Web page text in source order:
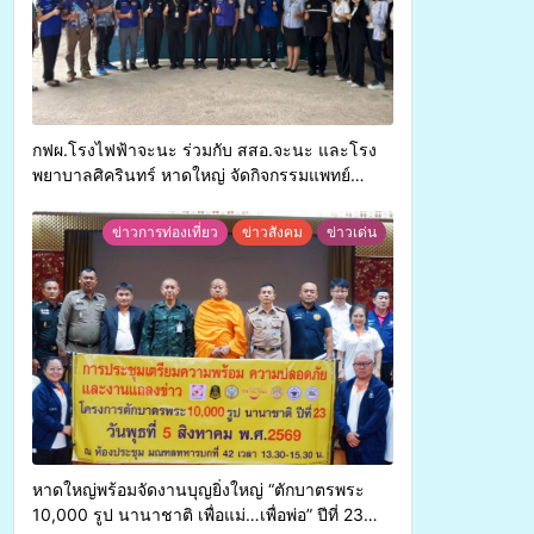
กฟผ.โรงไฟฟ้าจะนะ ร่วมกับ สสอ.จะนะ และโรง
พยาบาลศิครินทร์ หาดใหญ่ จัดกิจกรรมแพทย์
ข่าวการท่องเที่ยว ข่าวสังคม ข่าวเด่น
หาดใหญ่พร้อมจัดงานบุญยิ่งใหญ่ “ตักบาตรพระ
10,000 รูป นานาชาติ เพื่อแม่…เพื่อพ่อ” ปีที่ 23